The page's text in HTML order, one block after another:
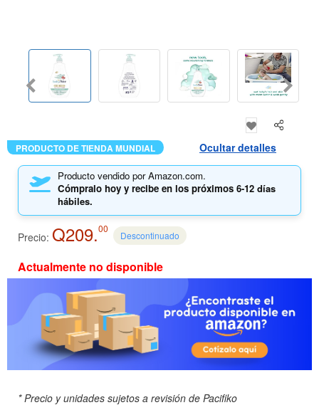
PRODUCTO DE TIENDA MUNDIAL Ocultar detalles
Producto vendido por Amazon.com.
Cómpralo hoy y recibe en los próximos 6-12 días
hábiles.
Precio: Q209.00
Descontinuado
Actualmente no disponible
* Precio y unidades sujetos a revisión de Pacifiko